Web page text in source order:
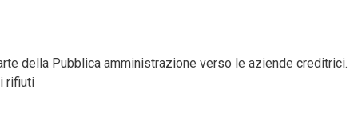
della Pubblica amministrazione verso le aziende creditrici.
rifiuti